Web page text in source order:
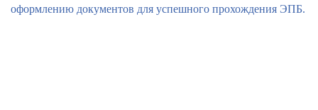
оформлению документов для успешного прохождения ЭПБ.